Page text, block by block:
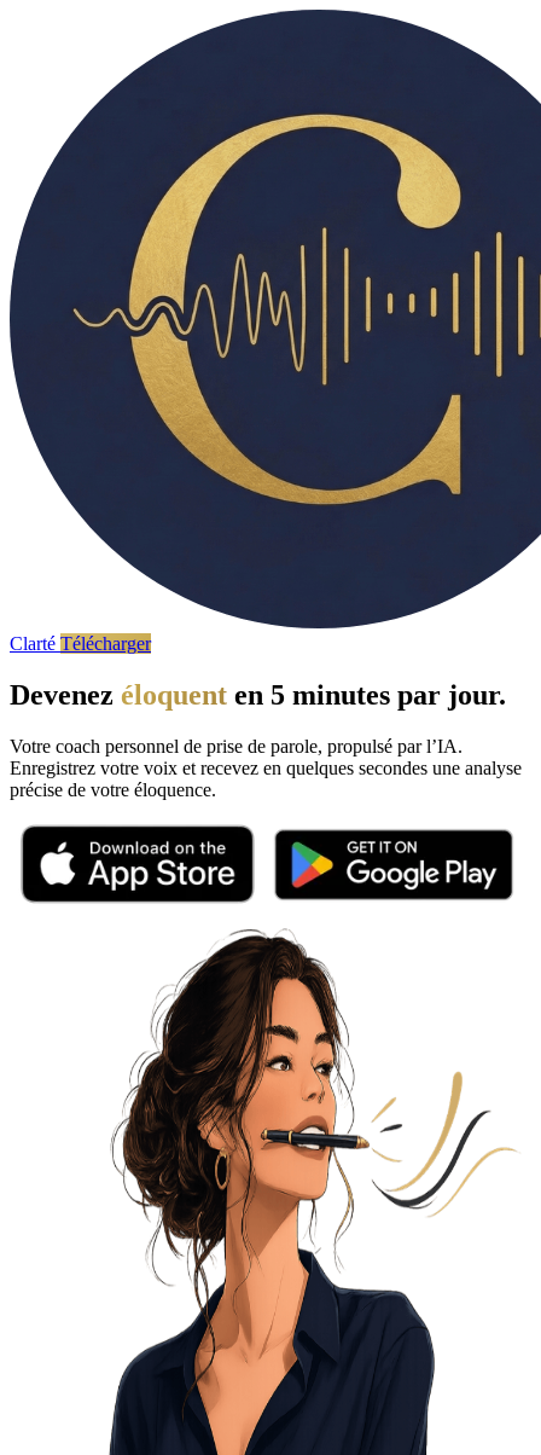
Clarté Télécharger
Devenez éloquent en 5 minutes par jour.
Votre coach personnel de prise de parole, propulsé par l’IA.
Enregistrez votre voix et recevez en quelques secondes une analyse
précise de votre éloquence.